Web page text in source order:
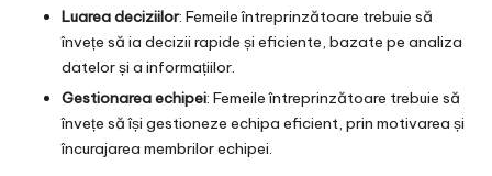
Luarea deciziilor: Femeile întreprinzătoare trebuie să
învețe să ia decizii rapide și eficiente, bazate pe analiza
datelor și a informațiilor.
Gestionarea echipei: Femeile întreprinzătoare trebuie să
învețe să își gestioneze echipa eficient, prin motivarea și
încurajarea membrilor echipei.